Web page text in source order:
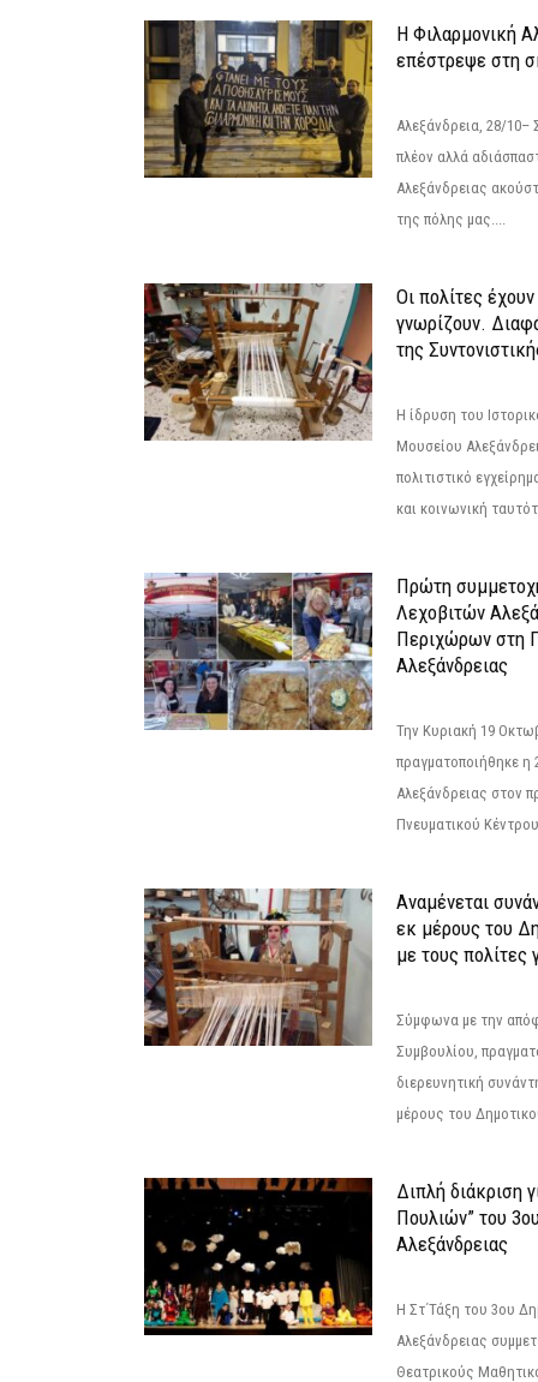
Η Φιλαρμονική
επέστρεψε στη
Αλεξάνδρεια, 28/
πλέον αλλά
Αλεξάνδρειας
της πόλης μας....
Οι πολίτες
γνωρίζουν.
της
Η ίδρυση του
Μουσείου
πολιτιστικό
και κοινωνική
Πρώτη
Λεχοβιτών
Περιχώρων στη
Αλεξάνδρειας
Την Κυριακή 19
πραγματοποιήθηκε η
Αλεξάνδρειας στον
Πνευματικού
Αναμένεται
εκ μέρους του
με τους πολίτες
Σύμφωνα με την
Συμβουλίου,
διερευνητική
μέρους του
Διπλή διάκριση
Πουλιών” του
Αλεξάνδρειας
Η Στ΄Τάξη του 3ου
Αλεξάνδρειας
Θεατρικούς